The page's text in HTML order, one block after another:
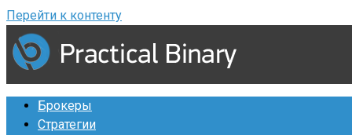
Перейти к контенту
Брокеры
Стратегии